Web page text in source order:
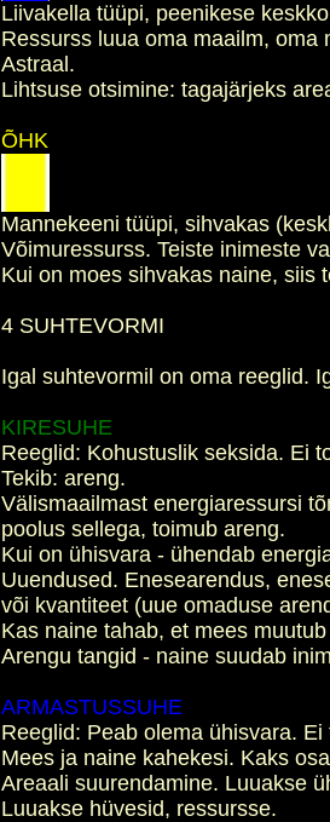
Liivakella tüüpi, peenikese
Ressurss luua oma maailm, oma
Astraal.
Lihtsuse otsimine: tagajärjeks
ÕHK
Mannekeeni tüüpi, sihvakas
Võimuressurss. Teiste inimeste
Kui on moes sihvakas naine, siis
4 SUHTEVORMI
Igal suhtevormil on oma reeglid.
KIRESUHE
Reeglid: Kohustuslik seksida. Ei
Tekib: areng.
Välismaailmast energiaressursi
poolus sellega, toimub areng.
Kui on ühisvara - ühendab
Uuendused. Enesearendus,
või kvantiteet (uue omaduse
Kas naine tahab, et mees
Arengu tangid - naine suudab
ARMASTUSSUHE
Reeglid: Peab olema ühisvara.
Mees ja naine kahekesi. Kaks
Areaali suurendamine. Luuakse
Luuakse hüvesid, ressursse.